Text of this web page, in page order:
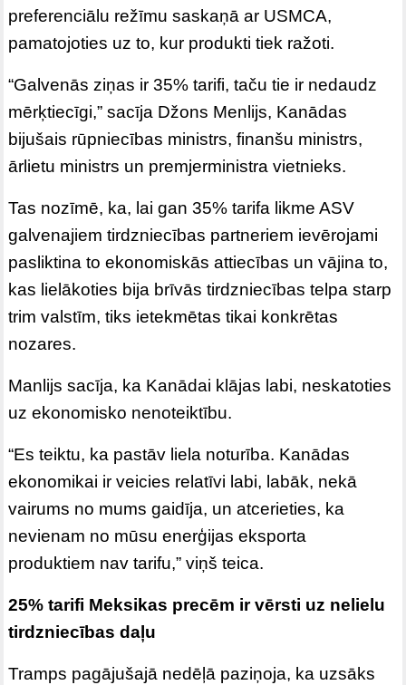
preferenciālu režīmu saskaņā ar USMCA,
pamatojoties uz to, kur produkti tiek ražoti.
“Galvenās ziņas ir 35% tarifi, taču tie ir nedaudz
mērķtiecīgi,” sacīja Džons Menlijs, Kanādas
bijušais rūpniecības ministrs, finanšu ministrs,
ārlietu ministrs un premjerministra vietnieks.
Tas nozīmē, ka, lai gan 35% tarifa likme ASV
galvenajiem tirdzniecības partneriem ievērojami
pasliktina to ekonomiskās attiecības un vājina to,
kas lielākoties bija brīvās tirdzniecības telpa starp
trim valstīm, tiks ietekmētas tikai konkrētas
nozares.
Manlijs sacīja, ka Kanādai klājas labi, neskatoties
uz ekonomisko nenoteiktību.
“Es teiktu, ka pastāv liela noturība. Kanādas
ekonomikai ir veicies relatīvi labi, labāk, nekā
vairums no mums gaidīja, un atcerieties, ka
nevienam no mūsu enerģijas eksporta
produktiem nav tarifu,” viņš teica.
25% tarifi Meksikas precēm ir vērsti uz nelielu
tirdzniecības daļu
Tramps pagājušajā nedēļā paziņoja, ka uzsāks